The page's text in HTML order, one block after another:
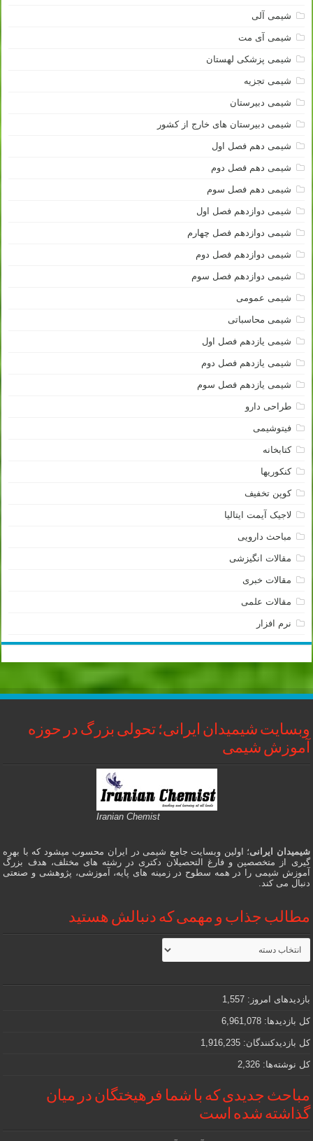
شیمی آلی
شیمی آی مت
شیمی پزشکی لهستان
شیمی تجزیه
شیمی دبیرستان
شیمی دبیرستان های خارج از کشور
شیمی دهم فصل اول
شیمی دهم فصل دوم
شیمی دهم فصل سوم
شیمی دوازدهم فصل اول
شیمی دوازدهم فصل چهارم
شیمی دوازدهم فصل دوم
شیمی دوازدهم فصل سوم
شیمی عمومی
شیمی محاسباتی
شیمی یازدهم فصل اول
شیمی یازدهم فصل دوم
شیمی یازدهم فصل سوم
طراحی دارو
فیتوشیمی
کتابخانه
کنکوریها
کوپن تخفیف
لاجیک آیمت ایتالیا
مباحث دارویی
مقالات انگیزشی
مقالات خبری
مقالات علمی
نرم افزار
وبسایت شیمیدان ایرانی؛ تحولی بزرگ در حوزه
آموزش شیمی
Iranian Chemist
شیمیدان ایرانی؛ اولین وبسایت جامع شیمی در ایران محسوب میشود که با بهره
گیری از متخصصین و فارغ التحصیلان دکتری در رشته های مختلف، هدف بزرگ
آموزش شیمی را در همه سطوح در زمینه های پایه، آموزشی، پژوهشی و صنعتی
دنبال می کند.
مطالب جذاب و مهمی که دنبالش هستید
مطالب
جذاب
و
که
دنبالش
هستید
بازدیدهای امروز:1,557
کل بازدیدها:6,961,078
کل بازدیدکنند‌گان:1,916,235
کل نوشته‌ها:2,326
مباحث جدیدی که با شما فرهیختگان در میان
گذاشته شده است